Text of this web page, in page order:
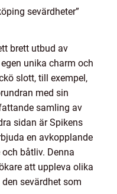
sevärdheter”
brett utbud av
unika charm och
slott, till exempel,
med sin
samling av
sidan är Spikens
en avkopplande
båtliv. Denna
att uppleva olika
sevärdhet som